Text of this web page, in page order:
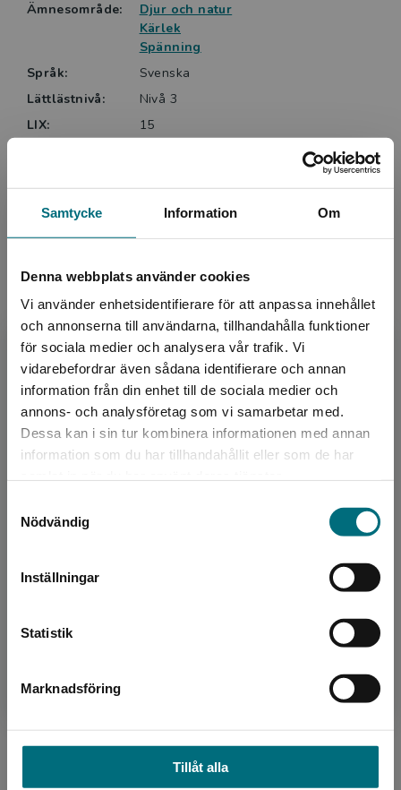
Samtycke Information Om
Denna webbplats använder cookies
Vi använder enhetsidentifierare för att anpassa innehållet
och annonserna till användarna, tillhandahålla funktioner
för sociala medier och analysera vår trafik. Vi
vidarebefordrar även sådana identifierare och annan
information från din enhet till de sociala medier och
annons- och analysföretag som vi samarbetar med.
Dessa kan i sin tur kombinera informationen med annan
information som du har tillhandahållit eller som de har
Nödvändig
Inställningar
Statistik
Marknadsföring
Tillåt alla
Begränsad fraktregion
Det verkar som att du besöker
nyponochviljaforlag.se via en enhet utanför
Sverige. För att kunna slutföra ett köp måste
Ämnesområde:
Djur och natur
Kärlek
Spänning
Språk:
Svenska
Lättlästnivå:
Nivå 3
LIX:
15
Köp- och leveransvillkor
Upphovspersoner
uppvuxen i Lund där hon också bor idag. Emma
har studerat förlags- och bokmarknadskunskap